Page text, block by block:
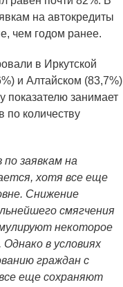
на автокредиты
чем годом ранее.
в Иркутской
и Алтайском (83,7%)
показателю занимает
по количеству
заявкам на
хотя все еще
Снижение
смягчения
некоторое
в условиях
граждан с
все еще сохраняют